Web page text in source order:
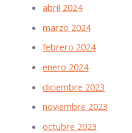
abril 2024
marzo 2024
febrero 2024
enero 2024
diciembre 2023
noviembre 2023
octubre 2023